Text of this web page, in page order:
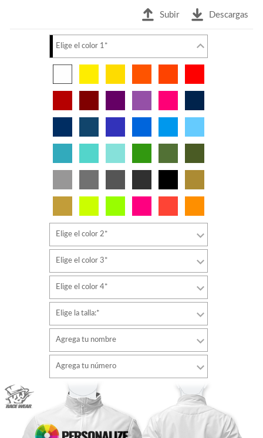
Subir Descargas
Elige el color 1*
Elige el color 2*
Elige el color 3*
Elige el color 4*
Elige la talla:*
Agrega tu nombre
Color de fuente
Agrega tu número
Tipo de letra
estilo
Color de fuente